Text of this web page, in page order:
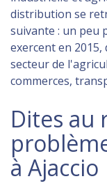
distribution se
suivante : un peu
exercent en
secteur de
commerces,
Dites au
à Ajaccio